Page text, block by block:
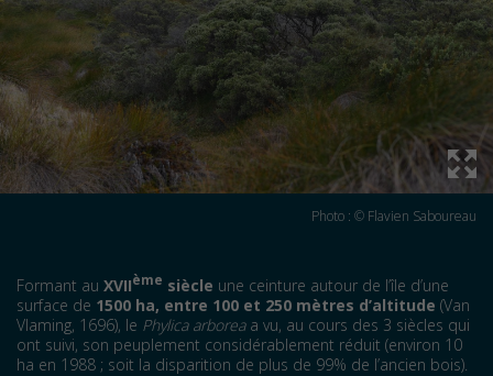
Photo : © Flavien Saboureau
Formant au XVIIème siècle une ceinture autour de l’île d’une
surface de 1500 ha, entre 100 et 250 mètres d’altitude (Van
Vlaming, 1696), le Phylica arboreaa vu, au cours des 3 siècles qui
ont suivi, son peuplement considérablement réduit (environ 10
ha en 1988 ; soit la disparition de plus de 99% de l’ancien bois).